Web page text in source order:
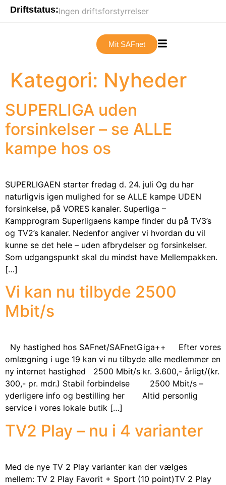
Driftstatus:Ingen driftsforstyrrelser
Mit SAFnet
Kategori: Nyheder
SUPERLIGA uden
forsinkelser – se ALLE
kampe hos os
SUPERLIGAEN starter fredag d. 24. juli Og du har
naturligvis igen mulighed for se ALLE kampe UDEN
forsinkelse, på VORES kanaler. Superliga –
Kampprogram Superligaens kampe finder du på TV3’s
og TV2’s kanaler. Nedenfor angiver vi hvordan du vil
kunne se det hele – uden afbrydelser og forsinkelser.
Som udgangspunkt skal du mindst have Mellempakken.
[…]
Vi kan nu tilbyde 2500
Mbit/s
Ny hastighed hos SAFnet/SAFnetGiga++ Efter vores
omlægning i uge 19 kan vi nu tilbyde alle medlemmer en
ny internet hastighed 2500 Mbit/s kr. 3.600,- årligt/(kr.
300,- pr. mdr.) Stabil forbindelse 2500 Mbit/s –
yderligere info og bestilling her Altid personlig
service i vores lokale butik […]
TV2 Play – nu i 4 varianter
Med de nye TV 2 Play varianter kan der vælges
mellem: TV 2 Play Favorit + Sport (10 point)TV 2 Play